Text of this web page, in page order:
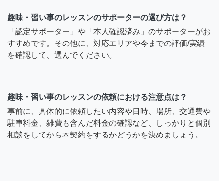
趣味・習い事のレッスンのサポーターの選び方は？
「認定サポーター」や「本人確認済み」のサポーターがお
すすめです。その他に、対応エリアや今までの評価/実績
を確認して、選んでください。
趣味・習い事のレッスンの依頼における注意点は？
事前に、具体的に依頼したい内容や日時、場所、交通費や
駐車料金、雑費も含んだ料金の確認など、しっかりと個別
相談をしてから本契約をするかどうかを決めましょう。